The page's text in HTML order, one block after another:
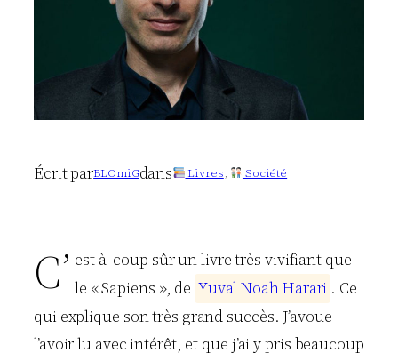
Écrit parBLOmiGdans Livres, Société
C’ est à coup sûr un livre très vivifiant que
le « Sapiens », de YuvalNoahHarari . Ce
qui explique son très grand succès. J’avoue
l’avoir lu avec intérêt, et que j’ai y pris beaucoup